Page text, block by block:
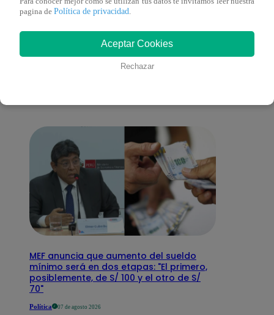
También te puede
MEF anuncia que aumento del sueldo
mínimo será en dos etapas: "El primero,
posiblemente, de S/ 100 y el otro de S/
70"
Política 07 de agosto 2026
pagina de Política de privacidad
Aceptar Cookies
Rechazar